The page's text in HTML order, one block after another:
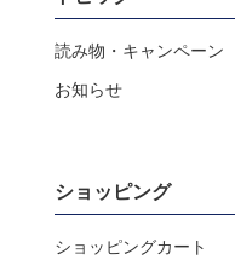
読み物・キャンペーン
お知らせ
ショッピング
ショッピングカート